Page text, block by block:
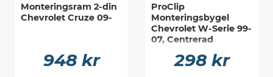
Monteringsram 2-din
Chevrolet Cruze 09-
948 kr
ProClip
Monteringsbygel
Chevrolet W-Serie 99-
07, Centrerad
298 kr